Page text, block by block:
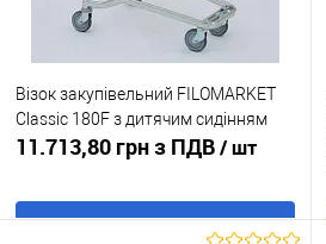
Візок закупівельний FILOMARKET
Classic 180F з дитячим сидінням
11.713,80 грн з ПДВ/ шт